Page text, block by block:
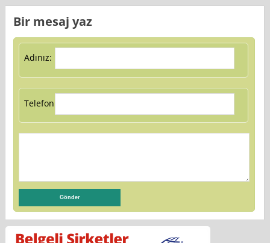
Bir mesaj yaz
Adınız:
Telefon: